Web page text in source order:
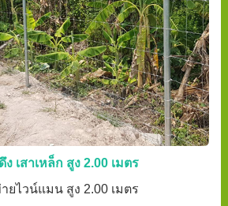
ง เสาเหล็ก สูง 2.00 เมตร
ยไวน์แมน สูง 2.00 เมตร